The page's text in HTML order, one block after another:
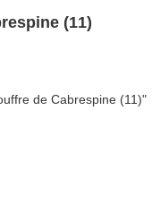
(11)